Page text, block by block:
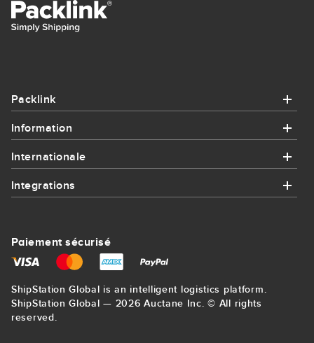
Packlink
Sitemap
Conditions Générales
Information
Intégrations
Poids volumétrique
Suivi de colis
Internationale
Internationale
Envoi de Colis en France
Send parcel to USA
Send parcel to Germany
Integrations
Amazon
eBay
Paiement sécurisé
ShipStation Global is an intelligent logistics platform.
ShipStation Global — 2026 Auctane Inc. © All rights
reserved.